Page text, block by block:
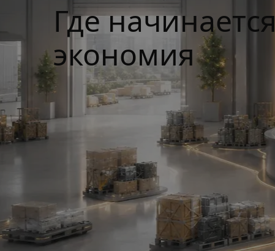
Где начинается
экономия